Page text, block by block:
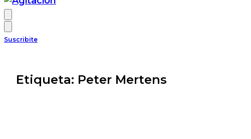
Suscribite
Etiqueta: Peter Mertens